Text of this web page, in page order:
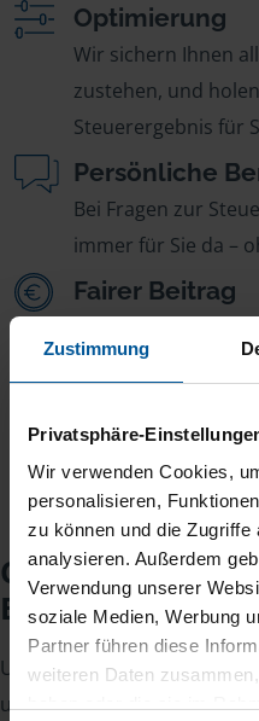
Zustimmung
Privatsphäre-
Wir verwenden Cookies,
personalisieren,
zu können und die
analysieren. Außerdem
Verwendung unserer
soziale Medien, Werbung
Partner führen diese
weiteren Daten
Optimierung
Wir sichern Ihnen
zustehen, und
Steuerergebnis für
Persönliche
Bei Fragen zur
immer für Sie da –
Fairer Beitrag
jährlichen
Checkliste für Ihr
Um Ihre Steuererklärung
unsere Beraterinnen und